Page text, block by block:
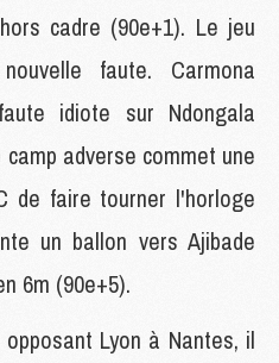
cadre (90e+1). Le jeu
faute. Carmona
idiote sur Ndongala
adverse commet une
de faire tourner l'horloge
un ballon vers Ajibade
6m (90e+5).
Lyon à Nantes, il